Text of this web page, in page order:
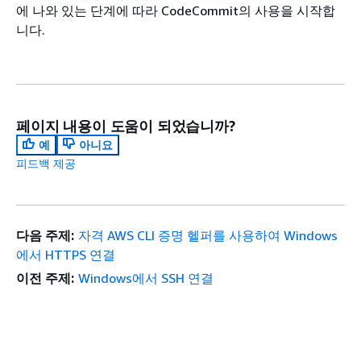
에 나와 있는 단계에 따라 CodeCommit의 사용을 시작합
니다.
페이지 내용이 도움이 되었습니까?
예
아니요
피드백 제공
다음 주제: 자격 AWS CLI 증명 헬퍼를 사용하여 Windows
에서 HTTPS 연결
이전 주제: Windows에서 SSH 연결